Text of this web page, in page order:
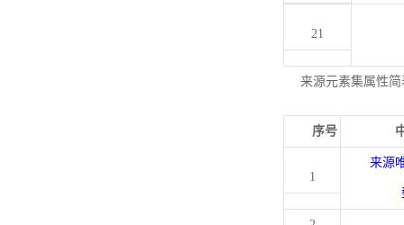
21
来源元素集属性简
序号
1
来源